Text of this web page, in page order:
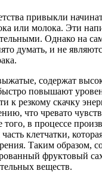
привыкли
или молока. Эти
Однако на
думать, и не
содержат
повышают
к резкому скачку
что чревато
в процессе
клетчатки,
Таким образом,
фруктовый
веществ.